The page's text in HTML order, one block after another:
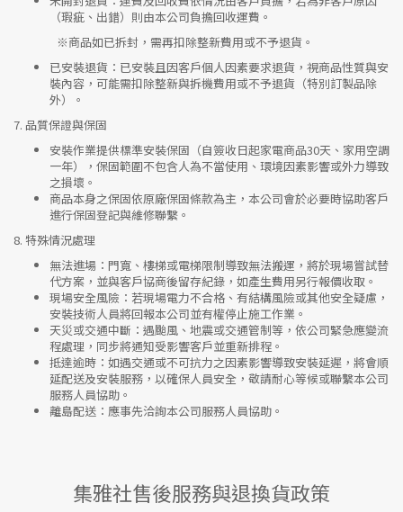
（瑕疵、出錯）則由本公司負擔回收運費。
※商品如已拆封，需再扣除整新費用或不予退貨。
已安裝退貨 ：已安裝且因客戶個人因素要求退貨，視商品性質與安
裝內容，可能需扣除整新與拆機費用或不予退貨（特別訂製品除
外）。
7. 品質保證與保固
安裝作業提供標準安裝保固（自簽收日起家電商品30天、家用空調
一年），保固範圍不包含人為不當使用、環境因素影響或外力導致
之損壞。
商品本身之保固依原廠保固條款為主，本公司會於必要時協助客戶
進行保固登記與維修聯繫。
8. 特殊情況處理
無法進場 ：門寬、樓梯或電梯限制導致無法搬運，將於現場嘗試替
代方案，並與客戶協商後留存紀錄，如產生費用另行報價收取。
現場安全風險 ： 若現場電力不合格、有結構風險或其他安全疑慮，
安裝技術人員將回報本公司並有權停止施工作業。
天災或交通中斷 ：遇颱風、地震或交通管制等，依公司緊急應變流
程處理，同步將通知受影響客戶並重新排程。
抵達逾時 ：如遇交通或不可抗力之因素影響導致安裝延遲，將會順
延配送及安裝服務，以確保人員安全，敬請耐心等候或聯繫本公司
服務人員協助。
離島配送 ：應事先洽詢本公司服務人員協助。
集雅社售後服務與退換貨政策